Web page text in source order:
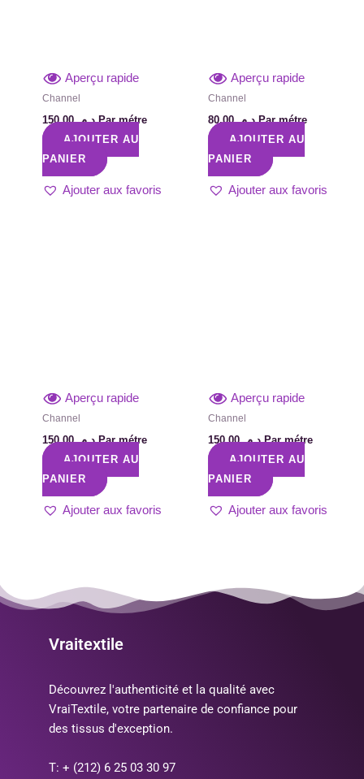
Aperçu rapide
Channel
د.م.150,00
Par métre
AJOUTER AU
PANIER
Ajouter aux favoris
Aperçu rapide
Channel
د.م.80,00
Par métre
AJOUTER AU
PANIER
Ajouter aux favoris
Aperçu rapide
Channel
د.م.150,00
Par métre
AJOUTER AU
PANIER
Ajouter aux favoris
Aperçu rapide
Channel
د.م.150,00
Par métre
AJOUTER AU
PANIER
Ajouter aux favoris
Vraitextile
Découvrez l'authenticité et la qualité avec
VraiTextile, votre partenaire de confiance pour
des tissus d'exception.
T: + (212) 6 25 03 30 97